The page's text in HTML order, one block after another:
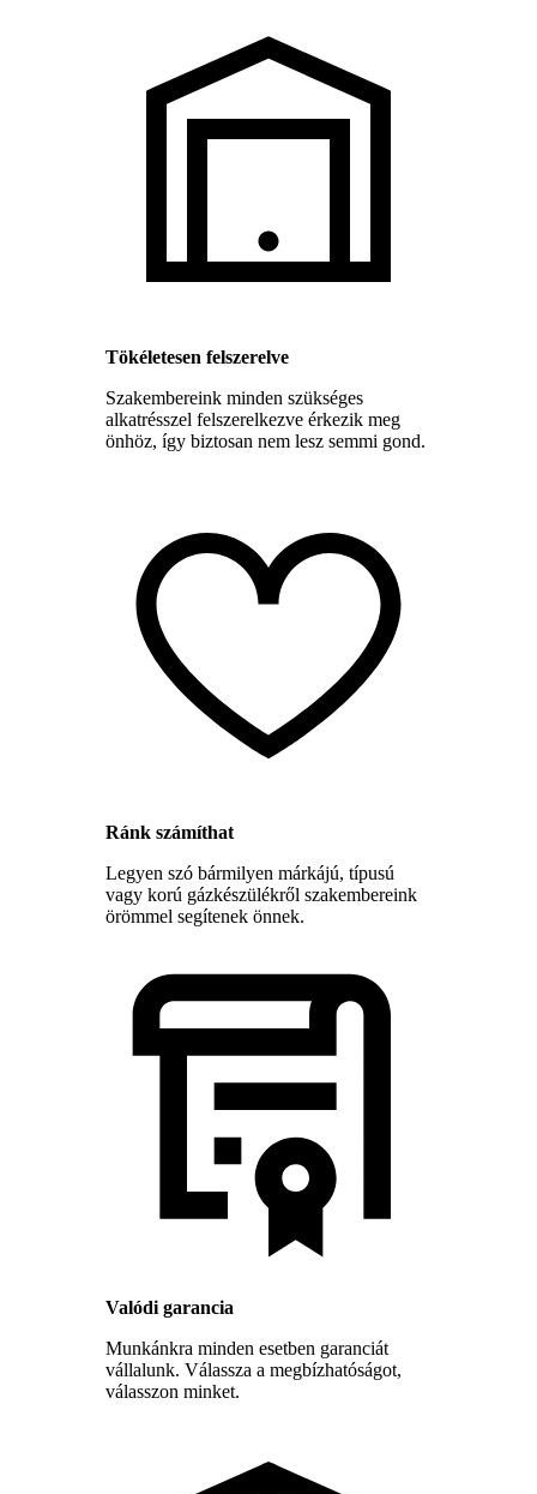
Tökéletesen felszerelve
Szakembereink minden szükséges
alkatrésszel felszerelkezve érkezik meg
önhöz, így biztosan nem lesz semmi gond.
Ránk számíthat
Legyen szó bármilyen márkájú, típusú
vagy korú gázkészülékről szakembereink
örömmel segítenek önnek.
Valódi garancia
Munkánkra minden esetben garanciát
vállalunk. Válassza a megbízhatóságot,
válasszon minket.